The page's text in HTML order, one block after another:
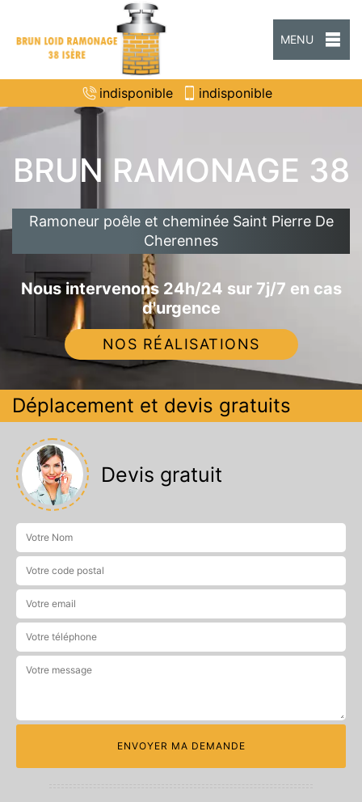
MENU
indisponible indisponible
BRUN RAMONAGE 38
Ramoneur poêle et cheminée Saint Pierre De
Cherennes
Nous intervenons 24h/24 sur 7j/7 en cas
d'urgence
NOS RÉALISATIONS
Déplacement et devis gratuits
Devis gratuit